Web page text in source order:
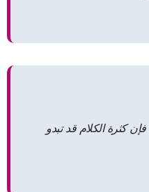
فإن كثرة الكلام قد تبدو